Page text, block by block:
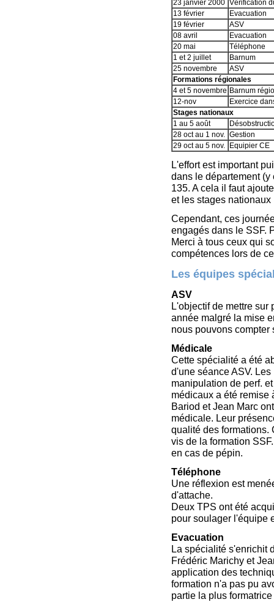
23 janvier 2000 Vérification
13 février
Evacuation
19 février
ASV
08 avril
Evacuation
20 mai
Téléphone
1 et 2 juillet
Barnum
25 novembre
ASV
Formations régionales
4 et 5 novembre Barnum
12-nov
Exercice
Stages nationaux
1 au 5 août
28 oct au 1 nov.
Gestion
29 oct au 5 nov.
Equipier CE
L'effort est important
dans le département
135. A cela il faut
et les stages
Cependant, ces
engagés dans le SSF.
Merci à tous ceux qui
compétences lors de
Les équipes
ASV
L'objectif de mettre
année malgré la mise
nous pouvons
Médicale
Cette spécialité a été
d'une séance ASV.
manipulation de perf.
médicaux a été remise
Bariod et Jean Marc
médicale. Leur
qualité des formations.
vis de la formation
en cas de pépin.
Téléphone
Une réflexion est
d'attache.
Deux TPS ont été
pour soulager l'équipe
Evacuation
La spécialité s'enrichit
Frédéric Marichy et
application des
formation n'a pas pu
partie la plus